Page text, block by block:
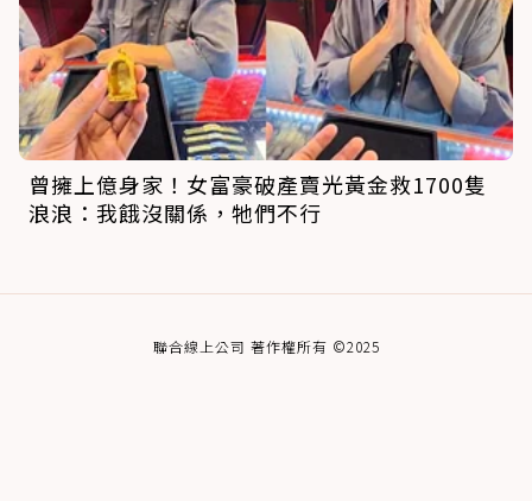
曾擁上億身家！女富豪破產賣光黃金救1700隻
浪浪：我餓沒關係，牠們不行
聯合線上公司 著作權所有 ©2025